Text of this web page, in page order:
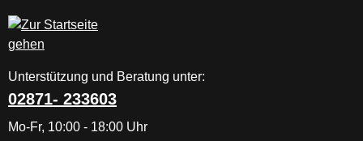
Unterstützung und Beratung unter:
02871- 233603
Mo-Fr, 10:00 - 18:00 Uhr